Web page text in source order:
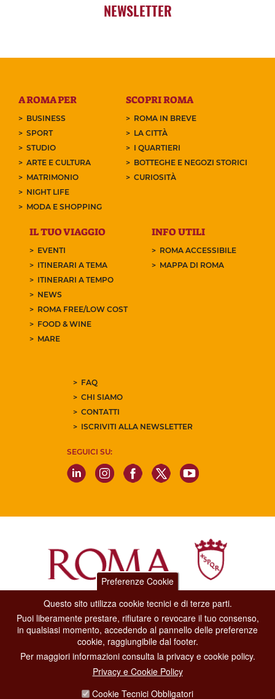
NEWSLETTER
A ROMA PER
BUSINESS
SPORT
STUDIO
ARTE E CULTURA
MATRIMONIO
NIGHT LIFE
MODA E SHOPPING
SCOPRI ROMA
ROMA IN BREVE
LA CITTÀ
I QUARTIERI
BOTTEGHE E NEGOZI STORICI
CURIOSITÀ
IL TUO VIAGGIO
EVENTI
ITINERARI A TEMA
ITINERARI A TEMPO
NEWS
ROMA FREE/LOW COST
FOOD & WINE
MARE
INFO UTILI
ROMA ACCESSIBILE
MAPPA DI ROMA
FAQ
CHI SIAMO
CONTATTI
ISCRIVITI ALLA NEWSLETTER
SEGUICI SU:
Dipartimento Grandi Eventi, Sport, Turismo e Moda.
Via di San Basilio, 51
00187 Roma
CONTACT CENTER TEL. 06 06 08
CONTATTA LA REDAZIONE
Preferenze Cookie
Questo sito utilizza cookie tecnici e di terze parti.
Puoi liberamente prestare, rifiutare o revocare il tuo consenso,
in qualsiasi momento, accedendo al pannello delle preferenze
cookie, raggiungibile dal footer.
Per maggiori informazioni consulta la privacy e cookie policy.
Privacy e Cookie Policy
Cookie Tecnici Obbligatori